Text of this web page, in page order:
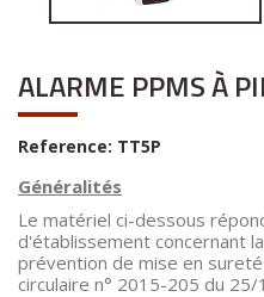
ALARME PPMS À
Reference: TT5P
Généralités
Le matériel ci-dessous
d'établissement concernant
prévention de mise en sureté
circulaire n° 2015-205 du 25/